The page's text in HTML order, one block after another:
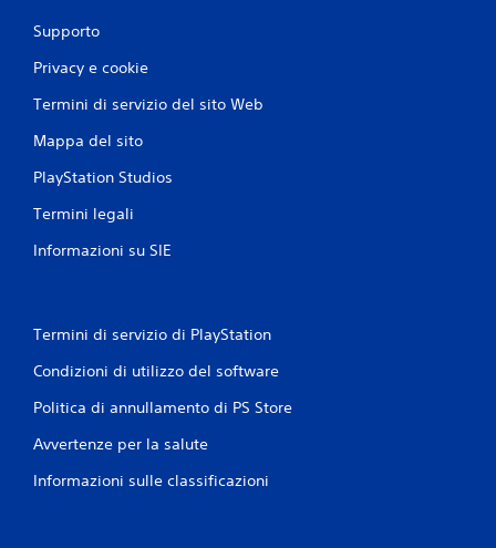
Supporto
Privacy e cookie
Termini di servizio del sito Web
Mappa del sito
PlayStation Studios
Termini legali
Informazioni su SIE
Termini di servizio di PlayStation
Condizioni di utilizzo del software
Politica di annullamento di PS Store
Avvertenze per la salute
Informazioni sulle classificazioni